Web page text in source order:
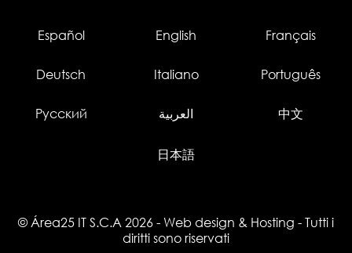
Español English Français
Deutsch Italiano Português
Русский العربية 中文
日本語
© Área25 IT S.C.A 2026 - Web design & Hosting - Tutti i
diritti sono riservati